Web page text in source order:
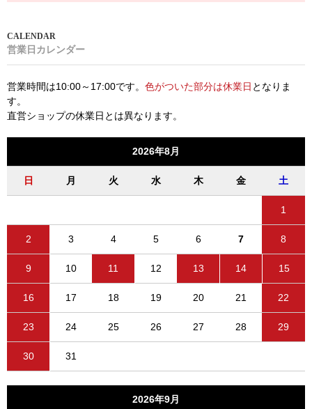
営業日カレンダー
営業時間は10:00～17:00です。 色がついた部分は休業日 となりま
す。
直営ショップの休業日とは異なります。
2026年8月
日 月 火 水 木 金 土
1
2 3 4 5 6 7 8
9 10 11 12 13 14 15
16 17 18 19 20 21 22
23 24 25 26 27 28 29
30 31
2026年9月